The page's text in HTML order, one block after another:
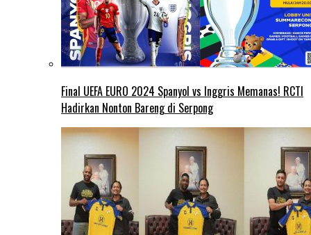
Final UEFA EURO 2024 Spanyol vs Inggris Memanas! RCTI
Hadirkan Nonton Bareng di Serpong